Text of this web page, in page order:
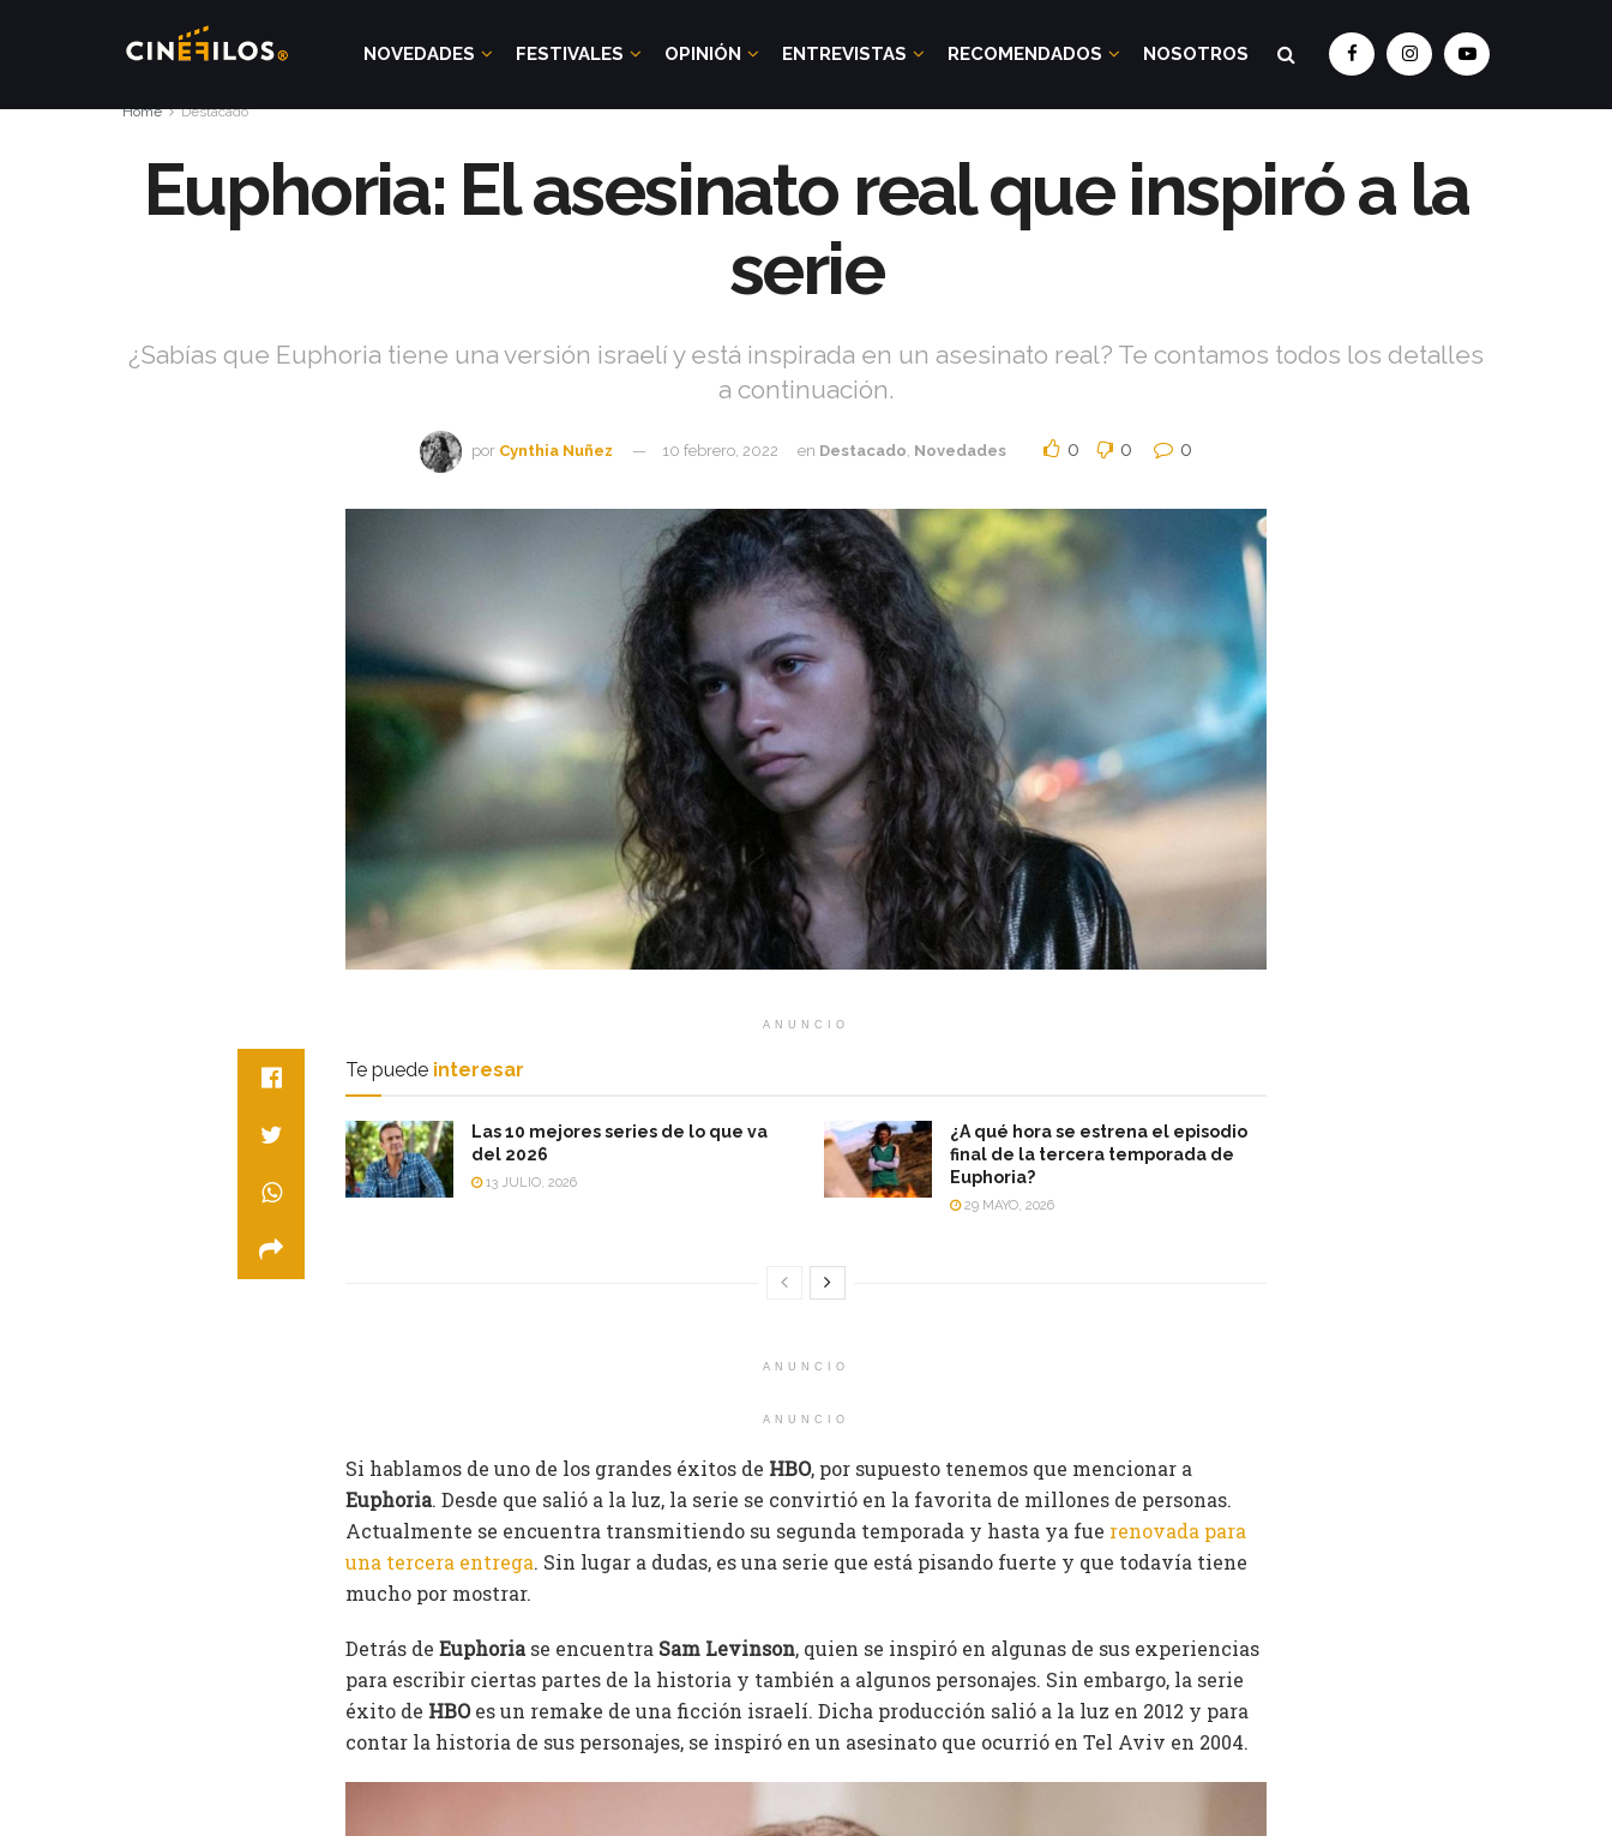
NOVEDADES FESTIVALES OPINIÓN ENTREVISTAS RECOMENDADOS NOSOTROS
Home Destacado
Euphoria: El asesinato real que inspiró a la
serie
¿Sabías que Euphoria tiene una versión israelí y está inspirada en un asesinato real? Te contamos todos los detalles
a continuación.
por Cynthia Nuñez 10 febrero, 2022 en Destacado Novedades 0 0 0
ANUNCIO
Te puede interesar
Las 10 mejores series de lo que va
del 2026
13 JULIO, 2026
¿A qué hora se estrena el episodio
final de la tercera temporada de
Euphoria?
29 MAYO, 2026
ANUNCIO
ANUNCIO
Si hablamos de uno de los grandes éxitos de HBO, por supuesto tenemos que mencionar a
Euphoria. Desde que salió a la luz, la serie se convirtió en la favorita de millones de personas.
Actualmente se encuentra transmitiendo su segunda temporada y hasta ya fue renovada para
una tercera entrega. Sin lugar a dudas, es una serie que está pisando fuerte y que todavía tiene
mucho por mostrar.
Detrás de Euphoriase encuentra Sam Levinson, quien se inspiró en algunas de sus experiencias
para escribir ciertas partes de la historia y también a algunos personajes. Sin embargo, la serie
éxito de HBOes un remake de una ficción israelí. Dicha producción salió a la luz en 2012 y para
contar la historia de sus personajes, se inspiró en un asesinato que ocurrió en Tel Aviv en 2004.